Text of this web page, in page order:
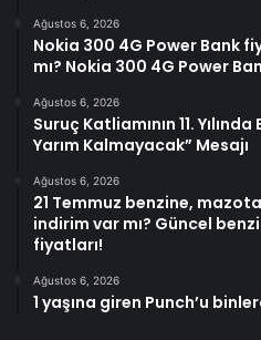
Ağustos 6, 2026
Nokia 300 4G Power Bank
mı? Nokia 300 4G Power
Ağustos 6, 2026
Suruç Katliamının 11.
Yarım Kalmayacak” Mesajı
Ağustos 6, 2026
21 Temmuz benzine,
indirim var mı? Güncel
fiyatları!
Ağustos 6, 2026
1 yaşına giren Punch’u